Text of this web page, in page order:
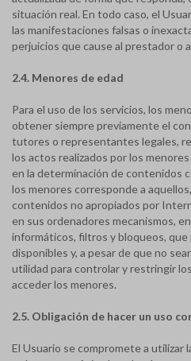
situación real. En todo caso, el
las manifestaciones falsas o
perjuicios que cause al prestador o
2.4. Menores de edad
Para el uso de los servicios, los
obtener siempre previamente el
tutores o representantes legales,
los actos realizados por los
en la determinación de contenidos
los menores corresponde a
contenidos no apropiados por
en sus ordenadores mecanismos,
informáticos, filtros y bloqueos,
disponibles y, a pesar de que no
utilidad para controlar y restringir
acceder los menores.
2.5. Obligación de hacer un uso
El Usuario se compromete a utilizar